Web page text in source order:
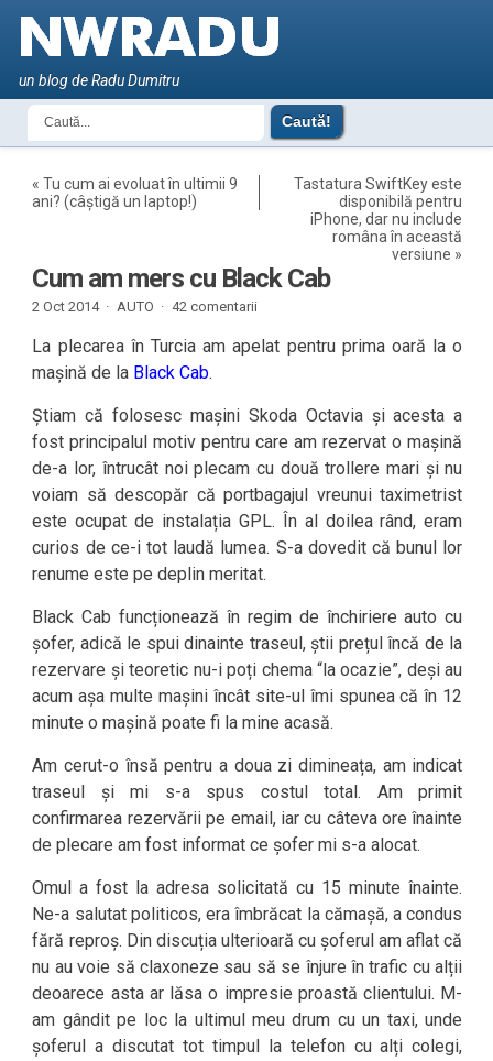
un blog de Radu Dumitru
«Tu cum ai evoluat în ultimii 9
ani? (câștigă un laptop!)
Tastatura SwiftKey este
disponibilă pentru
iPhone, dar nu include
româna în această
versiune »
Cum am mers cu Black Cab
2 Oct 2014 · AUTO · 42 comentarii
La plecarea în Turcia am apelat pentru prima oară la o
mașină de la Black Cab.
Știam că folosesc mașini Skoda Octavia și acesta a
fost principalul motiv pentru care am rezervat o mașină
de-a lor, întrucât noi plecam cu două trollere mari și nu
voiam să descopăr că portbagajul vreunui taximetrist
este ocupat de instalația GPL. În al doilea rând, eram
curios de ce-i tot laudă lumea. S-a dovedit că bunul lor
renume este pe deplin meritat.
Black Cab funcționează în regim de închiriere auto cu
șofer, adică le spui dinainte traseul, știi prețul încă de la
rezervare și teoretic nu-i poți chema “la ocazie”, deși au
acum așa multe mașini încât site-ul îmi spunea că în 12
minute o mașină poate fi la mine acasă.
Am cerut-o însă pentru a doua zi dimineața, am indicat
traseul și mi s-a spus costul total. Am primit
confirmarea rezervării pe email, iar cu câteva ore înainte
de plecare am fost informat ce șofer mi s-a alocat.
Omul a fost la adresa solicitată cu 15 minute înainte.
Ne-a salutat politicos, era îmbrăcat la cămașă, a condus
fără reproș. Din discuția ulterioară cu șoferul am aflat că
nu au voie să claxoneze sau să se înjure în trafic cu alții
deoarece asta ar lăsa o impresie proastă clientului. M-
am gândit pe loc la ultimul meu drum cu un taxi, unde
șoferul a discutat tot timpul la telefon cu alți colegi,